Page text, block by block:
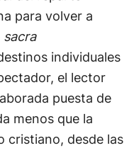
para volver a
sacra
individuales
el lector
puesta de
menos que la
cristiano, desde las